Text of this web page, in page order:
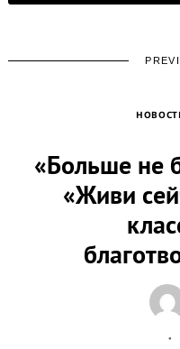
«Больше не
«Живи